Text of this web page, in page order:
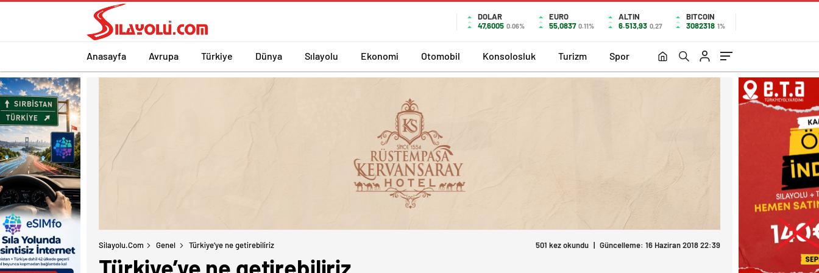
DOLAR
47,6005 0.06%
EURO
55,0837 0.11%
ALTIN
6.513,93 0,27
BITCOIN
3082318 1%
Anasayfa Avrupa Türkiye Dünya Sılayolu Ekonomi Otomobil Konsolosluk Turizm Spor
Silayolu.com Genel Türkiye’ye ne getirebiliriz 501 kez okundu | Güncelleme: 16 Haziran 2018 22:39